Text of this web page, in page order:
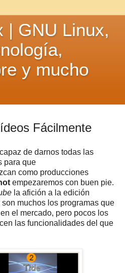
| GNU Linux,
y mucho
Fácilmente
de darnos todas las
para que
como producciones
empezaremos con buen pie.
la afición a la edición
muchos los programas que
el mercado, pero pocos los
las funcionalidades del que